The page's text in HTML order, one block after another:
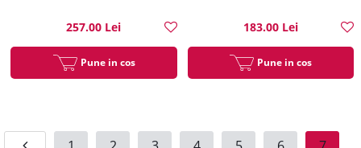
257.00 Lei
Pune in cos
183.00 Lei
Pune in cos